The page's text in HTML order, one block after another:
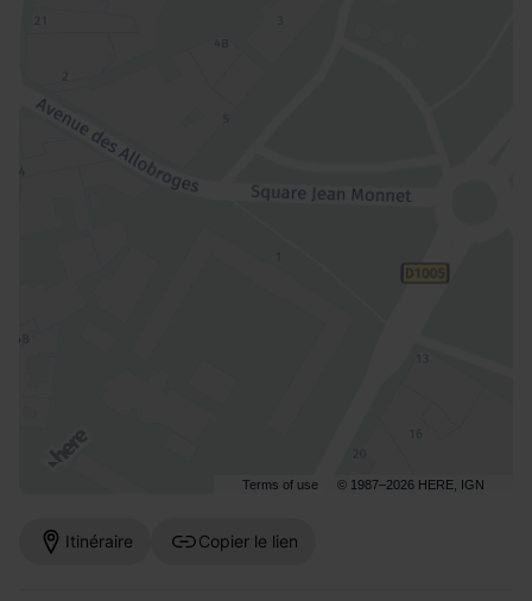
Terms of use © 1987–2026 HERE, IGN
Itinéraire Copier le lien